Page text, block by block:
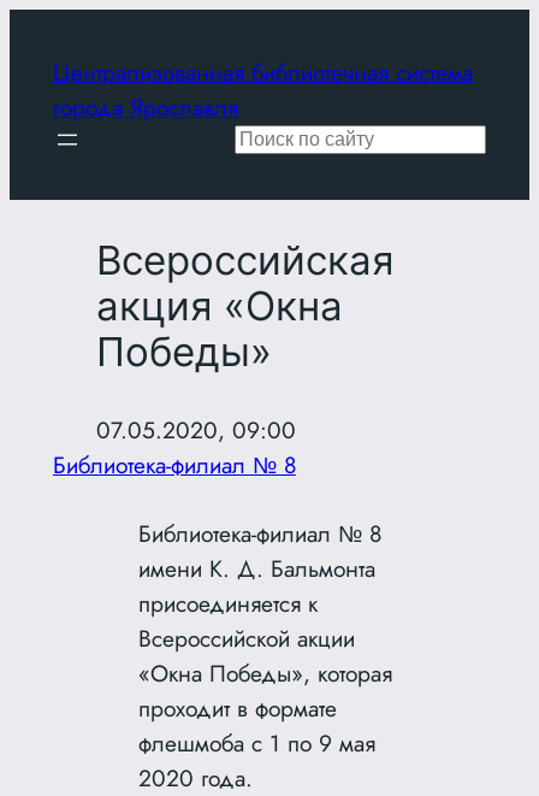
содержимому
Централизованная библиотечная система
города Ярославля
Поиск
Всероссийская
акция «Окна
Победы»
07.05.2020, 09:00
Библиотека-филиал № 8
Библиотека-филиал № 8
имени К. Д. Бальмонта
присоединяется к
Всероссийской акции
«Окна Победы», которая
проходит в формате
флешмоба с 1 по 9 мая
2020 года.